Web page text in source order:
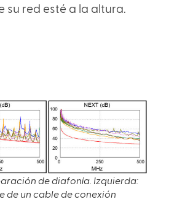
su red esté a la altura.
de diafonía. Izquierda:
de un cable de conexión